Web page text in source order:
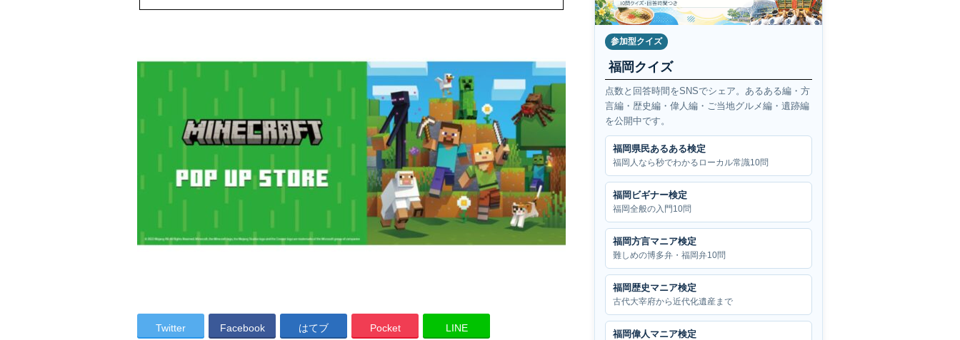
Twitter Facebook はてブ Pocket LINE
参加型クイズ
福岡クイズ
点数と回答時間をSNSでシェア。あるある編・方
言編・歴史編・偉人編・ご当地グルメ編・遺跡編
を公開中です。
福岡県民あるある検定
福岡人なら秒でわかるローカル常識10問
福岡ビギナー検定
福岡全般の入門10問
福岡方言マニア検定
難しめの博多弁・福岡弁10問
福岡歴史マニア検定
古代大宰府から近代化遺産まで
福岡偉人マニア検定